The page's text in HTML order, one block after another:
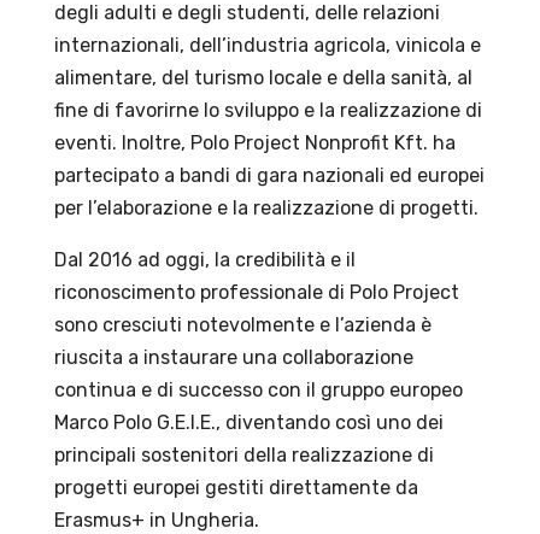
degli adulti e degli studenti, delle relazioni
internazionali, dell’industria agricola, vinicola e
alimentare, del turismo locale e della sanità, al
fine di favorirne lo sviluppo e la realizzazione di
eventi. Inoltre, Polo Project Nonprofit Kft. ha
partecipato a bandi di gara nazionali ed europei
per l’elaborazione e la realizzazione di progetti.
Dal 2016 ad oggi, la credibilità e il
riconoscimento professionale di Polo Project
sono cresciuti notevolmente e l’azienda è
riuscita a instaurare una collaborazione
continua e di successo con il gruppo europeo
Marco Polo G.E.I.E., diventando così uno dei
principali sostenitori della realizzazione di
progetti europei gestiti direttamente da
Erasmus+ in Ungheria.